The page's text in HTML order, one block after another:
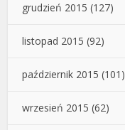
grudzień 2015 (127)
listopad 2015 (92)
październik 2015 (101)
wrzesień 2015 (62)